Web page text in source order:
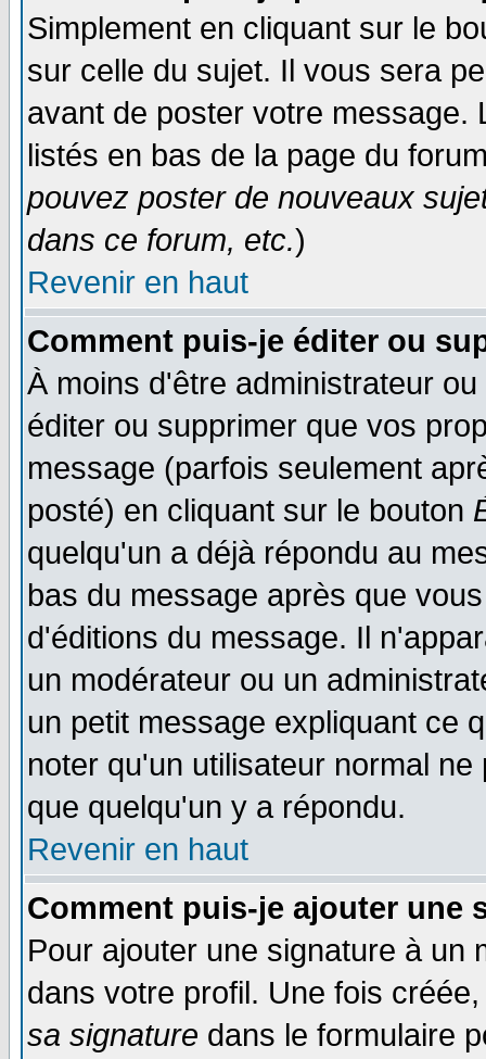
Simplement en cliquant sur le
sur celle du sujet. Il vous sera
avant de poster votre
listés en bas de la page du
pouvez poster de nouveaux
dans ce forum, etc.)
Revenir en haut
Comment puis-je éditer ou
À moins d'être administrateur
éditer ou supprimer que vos
message (parfois seulement
posté) en cliquant sur le bouton
quelqu'un a déjà répondu au
bas du message après que
d'éditions du message. Il
un modérateur ou un
un petit message expliquant ce
noter qu'un utilisateur normal
que quelqu'un y a répondu.
Revenir en haut
Comment puis-je ajouter une
Pour ajouter une signature à un
dans votre profil. Une fois
sa signature dans le formulaire